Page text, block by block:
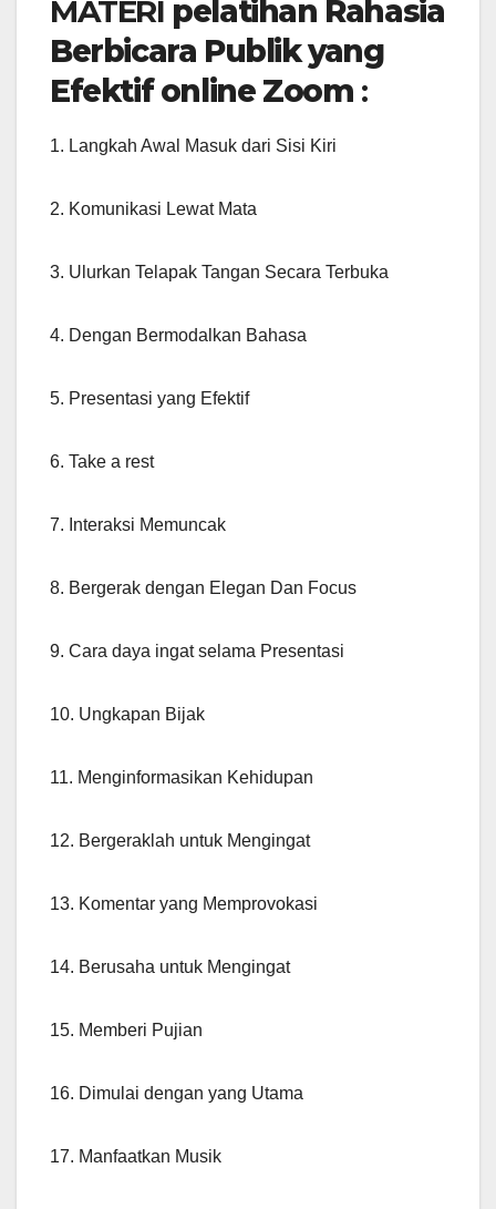
MATERI pelatihan Rahasia
Berbicara Publik yang
Efektif online Zoom :
1. Langkah Awal Masuk dari Sisi Kiri
2. Komunikasi Lewat Mata
3. Ulurkan Telapak Tangan Secara Terbuka
4. Dengan Bermodalkan Bahasa
5. Presentasi yang Efektif
6. Take a rest
7. Interaksi Memuncak
8. Bergerak dengan Elegan Dan Focus
9. Cara daya ingat selama Presentasi
10. Ungkapan Bijak
11. Menginformasikan Kehidupan
12. Bergeraklah untuk Mengingat
13. Komentar yang Memprovokasi
14. Berusaha untuk Mengingat
15. Memberi Pujian
16. Dimulai dengan yang Utama
17. Manfaatkan Musik